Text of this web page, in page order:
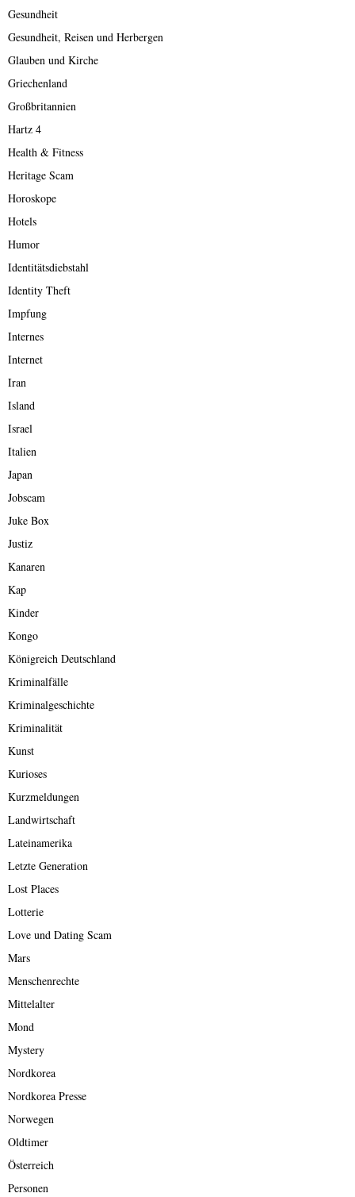
Gesundheit
Gesundheit, Reisen und Herbergen
Glauben und Kirche
Griechenland
Großbritannien
Hartz 4
Health & Fitness
Heritage Scam
Horoskope
Hotels
Humor
Identitätsdiebstahl
Identity Theft
Impfung
Internes
Internet
Iran
Island
Israel
Italien
Japan
Jobscam
Juke Box
Justiz
Kanaren
Kap
Kinder
Kongo
Königreich Deutschland
Kriminalfälle
Kriminalgeschichte
Kriminalität
Kunst
Kurioses
Kurzmeldungen
Landwirtschaft
Lateinamerika
Letzte Generation
Lost Places
Lotterie
Love und Dating Scam
Mars
Menschenrechte
Mittelalter
Mond
Mystery
Nordkorea
Nordkorea Presse
Norwegen
Oldtimer
Österreich
Personen